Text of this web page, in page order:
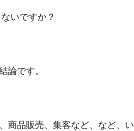
いですか？
論です。
商品販売、集客など、など、い